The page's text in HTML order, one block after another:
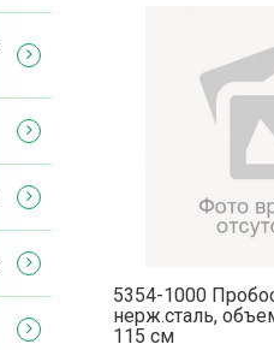
5354-1000
нерж.сталь,
115 см